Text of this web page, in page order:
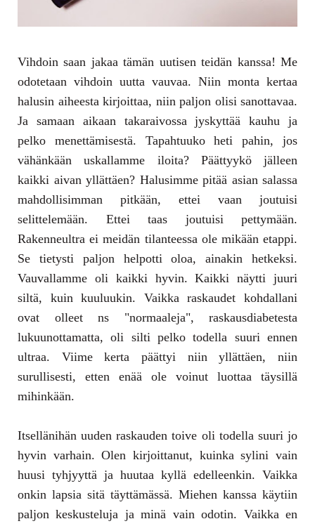
Vihdoin saan jakaa tämän uutisen teidän kanssa! Me
odotetaan vihdoin uutta vauvaa. Niin monta kertaa
halusin aiheesta kirjoittaa, niin paljon olisi sanottavaa.
Ja samaan aikaan takaraivossa jyskyttää kauhu ja
pelko menettämisestä. Tapahtuuko heti pahin, jos
vähänkään uskallamme iloita? Päättyykö jälleen
kaikki aivan yllättäen? Halusimme pitää asian salassa
mahdollisimman pitkään, ettei vaan joutuisi
selittelemään. Ettei taas joutuisi pettymään.
Rakenneultra ei meidän tilanteessa ole mikään etappi.
Se tietysti paljon helpotti oloa, ainakin hetkeksi.
Vauvallamme oli kaikki hyvin. Kaikki näytti juuri
siltä, kuin kuuluukin. Vaikka raskaudet kohdallani
ovat olleet ns "normaaleja", raskausdiabetesta
lukuunottamatta, oli silti pelko todella suuri ennen
ultraa. Viime kerta päättyi niin yllättäen, niin
surullisesti, etten enää ole voinut luottaa täysillä
mihinkään.
Itsellänihän uuden raskauden toive oli todella suuri jo
hyvin varhain. Olen kirjoittanut, kuinka sylini vain
huusi tyhjyyttä ja huutaa kyllä edelleenkin. Vaikka
onkin lapsia sitä täyttämässä. Miehen kanssa käytiin
paljon keskusteluja ja minä vain odotin. Vaikka en